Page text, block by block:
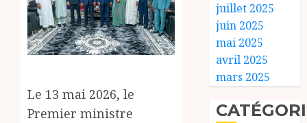
Le 13 mai 2026, le
Premier ministre
juillet 2025
juin 2025
mai 2025
avril 2025
mars 2025